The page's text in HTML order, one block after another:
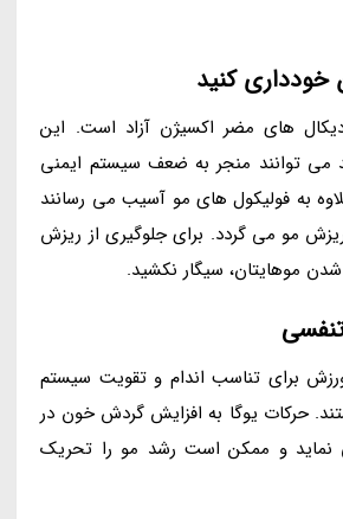
خودداری کنید
های مضر اکسیژن آزاد است. این
می توانند منجر به ضعف سیستم ایمنی
به فولیکول های مو آسیب می رسانند
مو می گردد. برای جلوگیری از ریزش
موهایتان، سیگار نکشید.
برای تناسب اندام و تقویت سیستم
حرکات یوگا به افزایش گردش خون در
و ممکن است رشد مو را تحریک